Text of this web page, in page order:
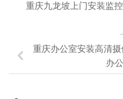
重庆九龙坡上门安装监
重庆办公室安装高清
办